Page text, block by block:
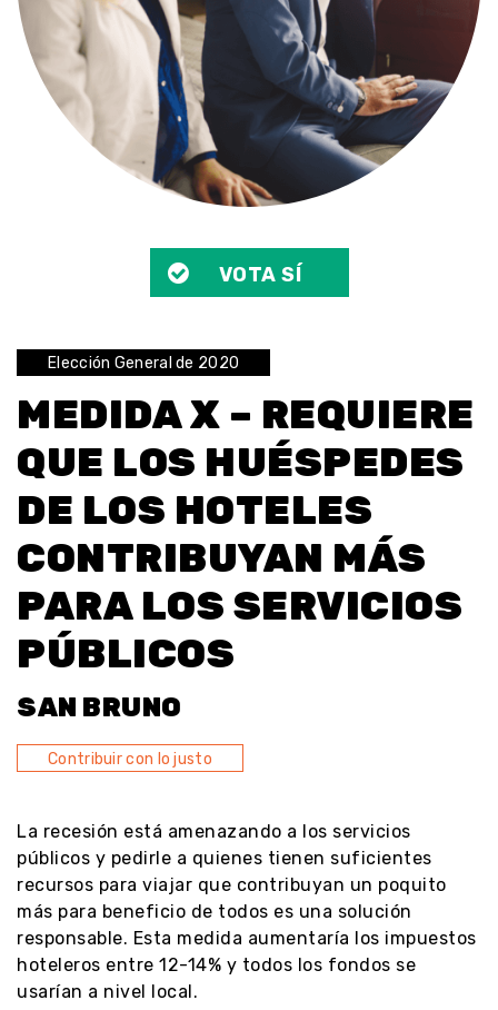
VOTA SÍ
Elección General de 2020
MEDIDA X – REQUIERE
QUE LOS HUÉSPEDES
DE LOS HOTELES
CONTRIBUYAN MÁS
PARA LOS SERVICIOS
PÚBLICOS
SAN BRUNO
Contribuir con lo justo
La recesión está amenazando a los servicios
públicos y pedirle a quienes tienen suficientes
recursos para viajar que contribuyan un poquito
más para beneficio de todos es una solución
responsable. Esta medida aumentaría los impuestos
hoteleros entre 12-14% y todos los fondos se
usarían a nivel local.